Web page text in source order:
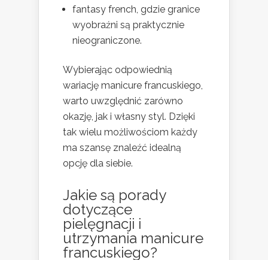
fantasy french, gdzie granice
wyobraźni są praktycznie
nieograniczone.
Wybierając odpowiednią
wariację manicure francuskiego,
warto uwzględnić zarówno
okazję, jak i własny styl. Dzięki
tak wielu możliwościom każdy
ma szansę znaleźć idealną
opcję dla siebie.
Jakie są porady
dotyczące
pielęgnacji i
utrzymania manicure
francuskiego?